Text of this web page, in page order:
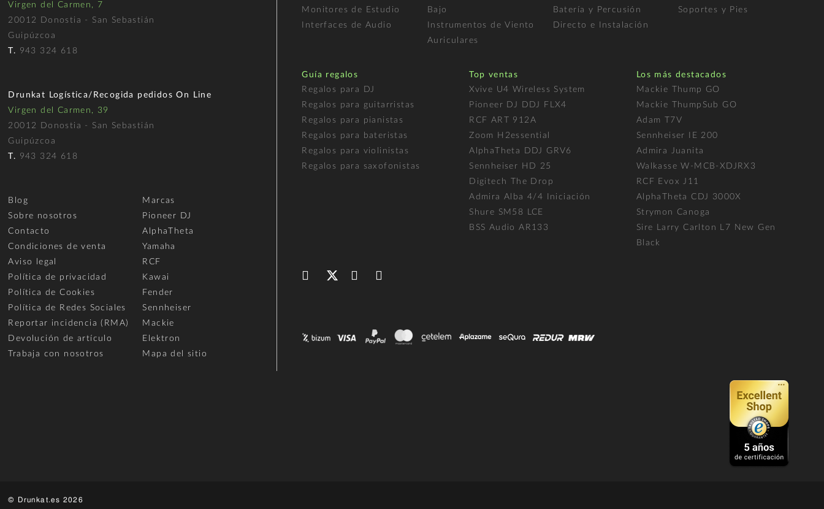
Virgen del Carmen, 7
20012 Donostia - San Sebastián
Guipúzcoa
T. 943 324 618
Drunkat Logística/Recogida pedidos On Line
Virgen del Carmen, 39
20012 Donostia - San Sebastián
Guipúzcoa
T. 943 324 618
Blog
Sobre nosotros
Contacto
Condiciones de venta
Aviso legal
Política de privacidad
Política de Cookies
Política de Redes Sociales
Reportar incidencia (RMA)
Devolución de artículo
Trabaja con nosotros
Marcas
Pioneer DJ
AlphaTheta
Yamaha
RCF
Kawai
Fender
Sennheiser
Mackie
Elektron
Mapa del sitio
Monitores de Estudio
Interfaces de Audio
Bajo
Instrumentos de Viento
Auriculares
Batería y Percusión
Directo e Instalación
Soportes y Pies
Guía regalos
Regalos para DJ
Regalos para guitarristas
Regalos para pianistas
Regalos para bateristas
Regalos para violinistas
Regalos para saxofonistas
Top ventas
Xvive U4 Wireless System
Pioneer DJ DDJ FLX4
RCF ART 912A
Zoom H2essential
AlphaTheta DDJ GRV6
Sennheiser HD 25
Digitech The Drop
Admira Alba 4/4 Iniciación
Shure SM58 LCE
BSS Audio AR133
Los más destacados
Mackie Thump GO
Mackie ThumpSub GO
Adam T7V
Sennheiser IE 200
Admira Juanita
Walkasse W-MCB-XDJRX3
RCF Evox J11
AlphaTheta CDJ 3000X
Strymon Canoga
Sire Larry Carlton L7 New Gen
Black
© Drunkat.es 2026